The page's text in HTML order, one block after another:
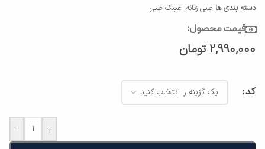
دسته بندی ها طبی زنانه, عینک طبی
قیمت محصول:
2,990,000 تومان
کد
- +